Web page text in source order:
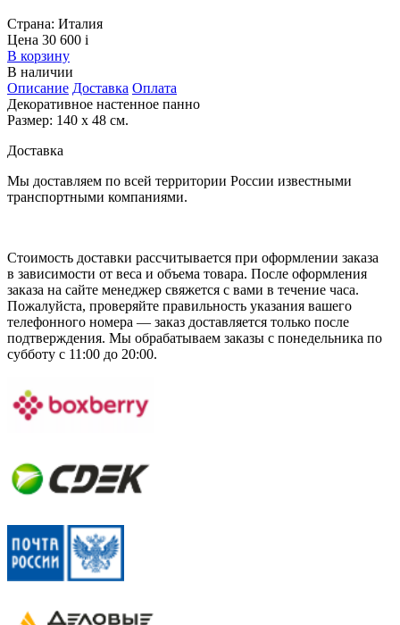
Страна: Италия
Цена 30 600 i
В корзину
В наличии
Описание Доставка Оплата
Декоративное настенное панно
Размер: 140 х 48 см.
Доставка
Мы доставляем по всей территории России известными
транспортными компаниями.
Стоимость доставки рассчитывается при оформлении заказа
в зависимости от веса и объема товара. После оформления
заказа на сайте менеджер свяжется с вами в течение часа.
Пожалуйста, проверяйте правильность указания вашего
телефонного номера — заказ доставляется только после
подтверждения. Мы обрабатываем заказы с понедельника по
субботу с 11:00 до 20:00.